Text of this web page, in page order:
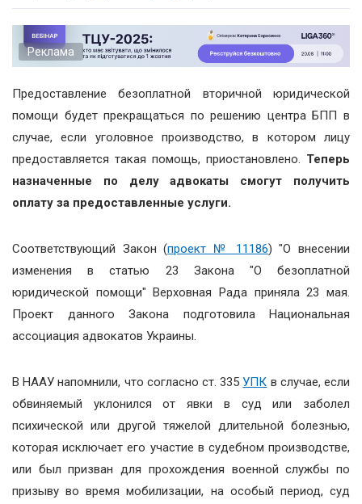
Реклама
Предоставление безоплатной вторичной юридической
помощи будет прекращаться по решению центра БПП в
случае, если уголовное производство, в котором лицу
предоставляется такая помощь, приостановлено. Теперь
назначенные по делу адвокаты смогут получить
оплату за предоставленные услуги.
Соответствующий Закон (проект № 11186) "О внесении
изменения в статью 23 Закона "О безоплатной
юридической помощи" Верховная Рада приняла 23 мая.
Проект данного Закона подготовила Национальная
ассоциация адвокатов Украины.
В НААУ напомнили, что согласно ст. 335УПК в случае, если
обвиняемый уклонился от явки в суд или заболел
психической или другой тяжелой длительной болезнью,
которая исключает его участие в судебном производстве,
или был призван для прохождения военной службы по
призыву во время мобилизации, на особый период, суд